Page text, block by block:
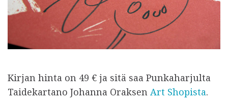
Kirjan hinta on 49 € ja sitä saa Punkaharjulta
Taidekartano Johanna Oraksen Art Shopista.